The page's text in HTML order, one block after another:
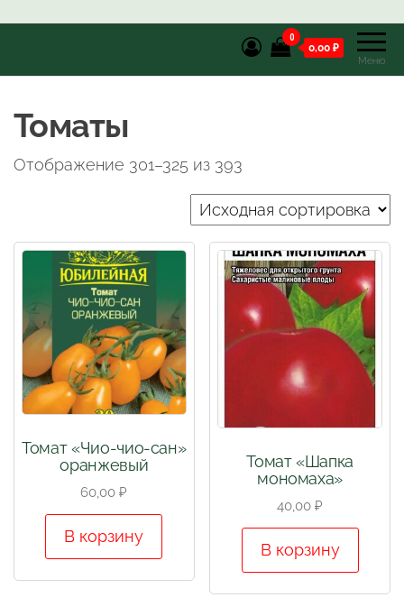
Меню
0
0,00 ₽
Томаты
Отображение 301–325 из 393
Томат «Чио-чио-сан»
оранжевый
60,00₽
В корзину
Томат «Шапка
мономаха»
40,00₽
В корзину